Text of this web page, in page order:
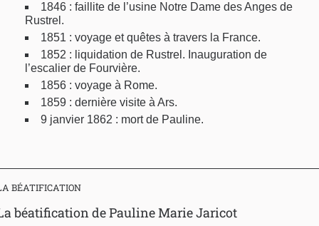
1846 : faillite de l’usine Notre Dame des Anges de
Rustrel.
1851 : voyage et quêtes à travers la France.
1852 : liquidation de Rustrel. Inauguration de
l’escalier de Fourvière.
1856 : voyage à Rome.
1859 : dernière visite à Ars.
9 janvier 1862 : mort de Pauline.
BÉATIFICATION
béatification de Pauline Marie Jaricot